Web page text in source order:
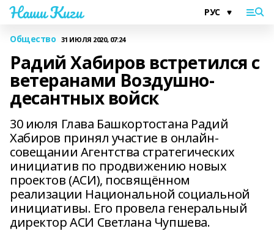
Наши Киги
Общество 31 ИЮЛЯ 2020, 07:24
Радий Хабиров встретился с
ветеранами Воздушно-
десантных войск
30 июля Глава Башкортостана Радий
Хабиров принял участие в онлайн-
совещании Агентства стратегических
инициатив по продвижению новых
проектов (АСИ), посвящённом
реализации Национальной социальной
инициативы. Его провела генеральный
директор АСИ Светлана Чупшева.